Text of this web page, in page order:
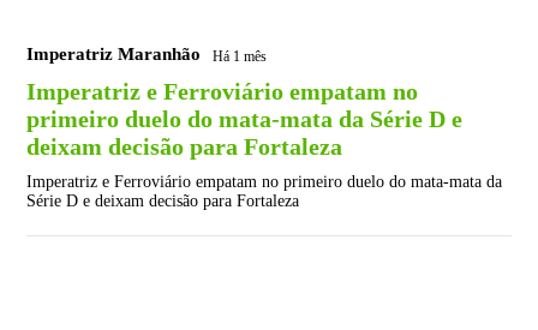
Imperatriz Maranhão Há 1 mês
Imperatriz e Ferroviário empatam no
primeiro duelo do mata-mata da Série D e
deixam decisão para Fortaleza
Imperatriz e Ferroviário empatam no primeiro duelo do mata-mata da
Série D e deixam decisão para Fortaleza